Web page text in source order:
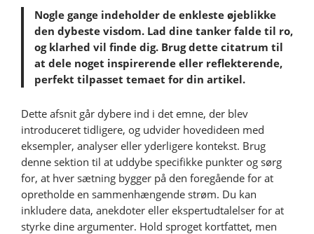
Nogle gange indeholder de enkleste øjeblikke
den dybeste visdom. Lad dine tanker falde til ro,
og klarhed vil finde dig. Brug dette citatrum til
at dele noget inspirerende eller reflekterende,
perfekt tilpasset temaet for din artikel.
Dette afsnit går dybere ind i det emne, der blev
introduceret tidligere, og udvider hovedideen med
eksempler, analyser eller yderligere kontekst. Brug
denne sektion til at uddybe specifikke punkter og sørg
for, at hver sætning bygger på den foregående for at
opretholde en sammenhængende strøm. Du kan
inkludere data, anekdoter eller ekspertudtalelser for at
styrke dine argumenter. Hold sproget kortfattet, men